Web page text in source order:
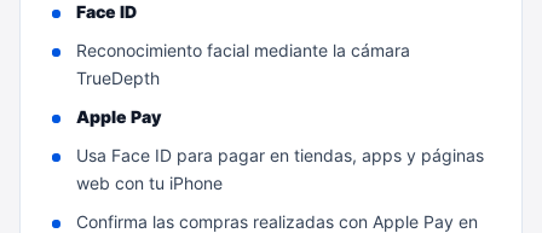
Face ID
Reconoci­miento facial mediante la cámara
TrueDepth
Apple Pay
Usa Face ID para pagar en tiendas, apps y páginas
web con tu iPhone
Confirma las compras realizadas con Apple Pay en